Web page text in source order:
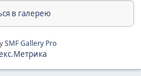
в галерею
SMF Gallery Pro